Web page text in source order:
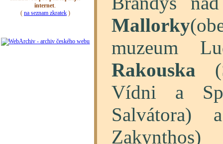
Mallorky
muzeum
Rakouska
Vídni a